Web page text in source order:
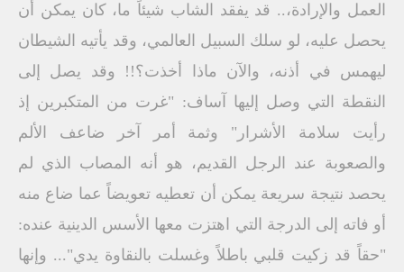
العمل والإرادة،.. قد يفقد الشاب شيئاً ما، كان يمكن أن
يحصل عليه، لو سلك السبيل العالمي، وقد يأتيه الشيطان
ليهمس في أذنه، والآن ماذا أخذت؟!! وقد يصل إلى
النقطة التي وصل إليها آساف: "غرت من المتكبرين إذ
رأيت سلامة الأشرار" وثمة أمر آخر ضاعف الألم
والصعوبة عند الرجل القديم، هو أنه المصاب الذي لم
يحصد نتيجة سريعة يمكن أن تعطيه تعويضاً عما ضاع منه
أو فاته إلى الدرجة التي اهتزت معها الأسس الدينية عنده:
"حقاً قد زكيت قلبي باطلاً وغسلت بالنقاوة يدي"... وإنها